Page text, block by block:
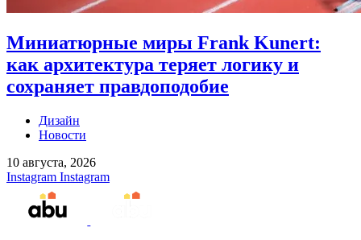
Миниатюрные миры Frank Kunert:
как архитектура теряет логику и
сохраняет правдоподобие
Дизайн
Новости
10 августа, 2026
Instagram Instagram